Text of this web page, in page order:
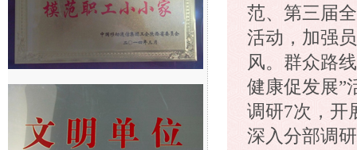
范、第三届
活动，加强
风。群众路
健康促发展”
调研7次，开
深入分部调